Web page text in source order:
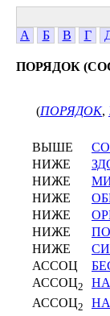
А
Б В Г
ПОРЯДОК
(ПОРЯДОК,
ВЫШЕ
НИЖЕ
НИЖЕ
НИЖЕ
НИЖЕ
НИЖЕ
НИЖЕ
АССОЦ
АССОЦ2
АССОЦ2